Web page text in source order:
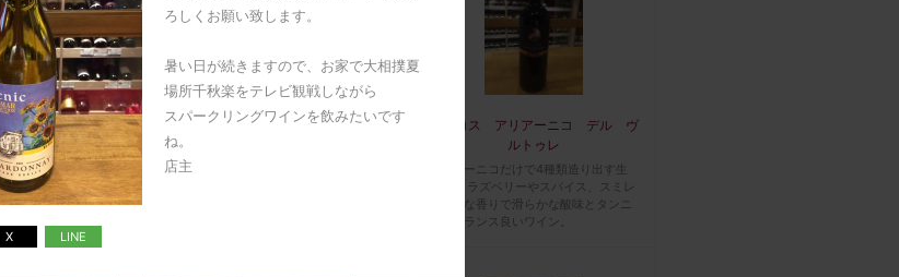
グリコス アリアーニコ デル ヴ
ルトゥレ
アリアーニコだけで4種類造り出す生
産者。 ラズベリーやスパイス、スミレ
の豊かな香りで滑らかな酸味とタンニ
ンがバランス良いワイン。
ろしくお願い致します。
暑い日が続きますので、お家で大相撲夏
場所千秋楽をテレビ観戦しながら
スパークリングワインを飲みたいです
ね。
店主